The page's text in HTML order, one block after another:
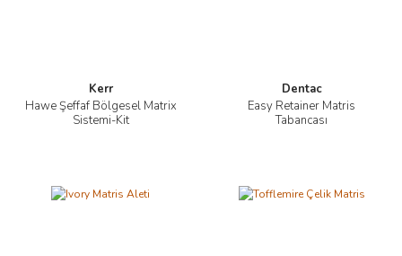
Kerr
Hawe Şeffaf Bölgesel Matrix
Sistemi-Kit
Dentac
Easy Retainer Matris
Tabancası